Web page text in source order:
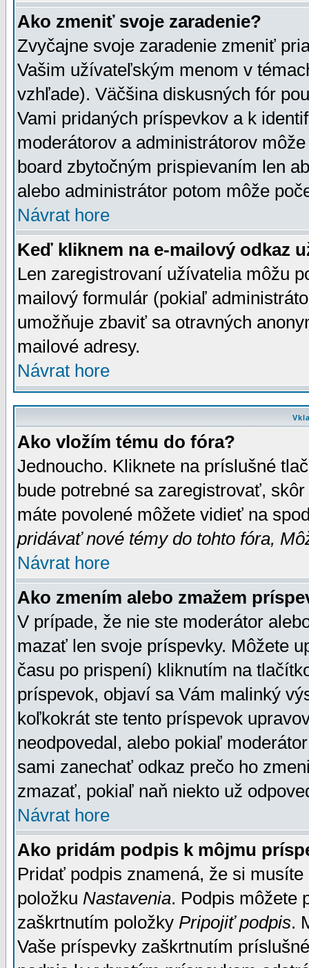
Ako zmeniť svoje zaradenie?
Zvyčajne svoje zaradenie zmeniť
Vašim užívateľským menom v
vzhľade). Väčšina diskusných fór
Vami pridaných príspevkov a k
moderátorov a administrátorov
board zbytočným prispievaním len
alebo administrátor potom môže
Návrat hore
Keď kliknem na e-mailový odkaz
Len zaregistrovaní užívatelia môžu
mailový formulár (pokiaľ
umožňuje zbaviť sa otravných
mailové adresy.
Návrat hore
Ako vložím tému do fóra?
Jednoucho. Kliknete na príslušné
bude potrebné sa zaregistrovať,
máte povolené môžete vidieť na
pridávať nové témy do tohto fóra,
Návrat hore
Ako zmením alebo zmažem
V prípade, že nie ste moderátor
mazať len svoje príspevky. Môžete
času po prispení) kliknutím na
príspevok, objaví sa Vám malinký
koľkokrát ste tento príspevok
neodpovedal, alebo pokiaľ
sami zanechať odkaz prečo ho
zmazať, pokiaľ naň niekto už
Návrat hore
Ako pridám podpis k môjmu
Pridať podpis znamená, že si
položku Nastavenia. Podpis môžete
zaškrtnutím položky Pripojiť podpis.
Vaše príspevky zaškrtnutím